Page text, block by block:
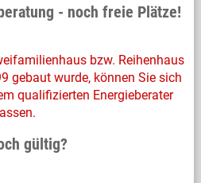
- noch freie Plätze!
bzw. Reihenhaus
gebaut wurde, können Sie sich
qualifizierten Energieberater
gültig?